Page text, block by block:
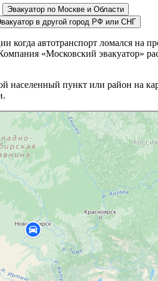
Эвакуатор по Москве и Области
в другой город РФ или СНГ
автотранспорт ломался на
«Московский эвакуатор»
населенный пункт или район на